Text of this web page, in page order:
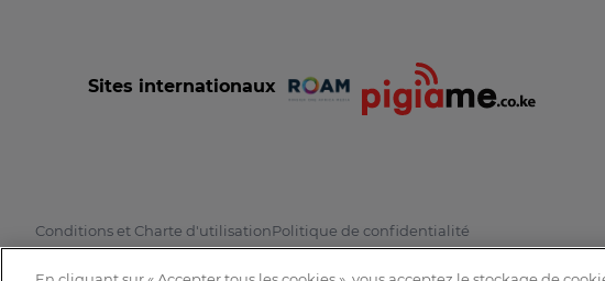
Sites internationaux
Conditions et Charte d'utilisationPolitique de confidentialité